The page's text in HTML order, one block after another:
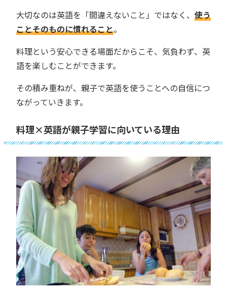
大切なのは英語を「間違えないこと」ではなく、 使う
ことそのものに慣れること。
料理という安心できる場面だからこそ、気負わず、英
語を楽しむことができます。
その積み重ねが、親子で英語を使うことへの自信につ
ながっていきます。
料理×英語が親子学習に向いている理由